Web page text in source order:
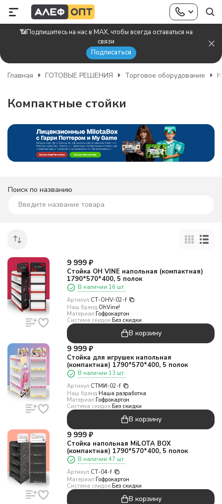
📶Подпишитесь на нас в MAX, чтобы всегда оставаться на
связи
Подписаться
Главная ГОТОВЫЕ РЕШЕНИЯ Торговое оборудование
Компактные стойки
Поиск по названию
9 999 ₽
Стойка OH VINE напольная (компактная)
1790*570*400, 5 полок
В наличии 16 шт.
Артикул:СТ-OHV-02-f
Наш бренд:OhVine!
Материал:Гофрокартон
Система скидок:Без скидки
В корзину
9 999 ₽
Стойка для игрушек напольная
(компактная) 1790*570*400, 5 полок
В наличии 13 шт.
Артикул:СТМИ-02-f
Наш бренд:Наша разработка
Материал:Гофрокартон
Система скидок:Без скидки
В корзину
9 999 ₽
Стойка напольная MiLOTA BOX
(компактная) 1790*570*400, 5 полок
В наличии 47 шт.
Артикул:СТ-04-f
Материал:Гофрокартон
Система скидок:Без скидки
В корзину